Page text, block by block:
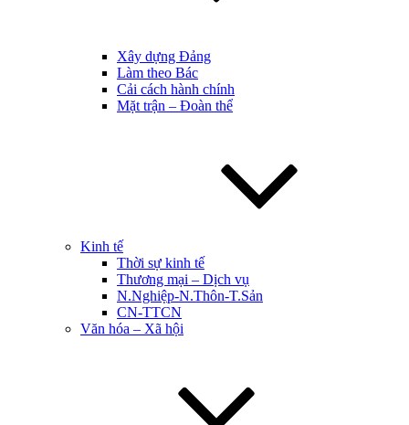
Xây dựng Đảng
Làm theo Bác
Cải cách hành chính
Mặt trận – Đoàn thể
Kinh tế
Thời sự kinh tế
Thương mại – Dịch vụ
N.Nghiệp-N.Thôn-T.Sản
CN-TTCN
Văn hóa – Xã hội